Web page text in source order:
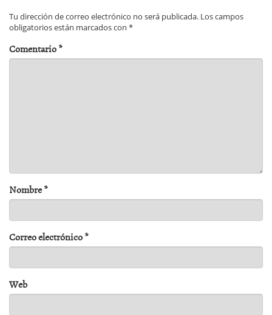
Tu dirección de correo electrónico no será publicada. Los campos
obligatorios están marcados con *
Comentario*
Nombre*
Correo electrónico*
Web